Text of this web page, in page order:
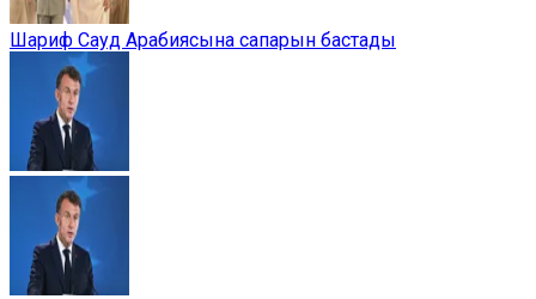
Шариф Сауд Арабиясына сапарын бастады